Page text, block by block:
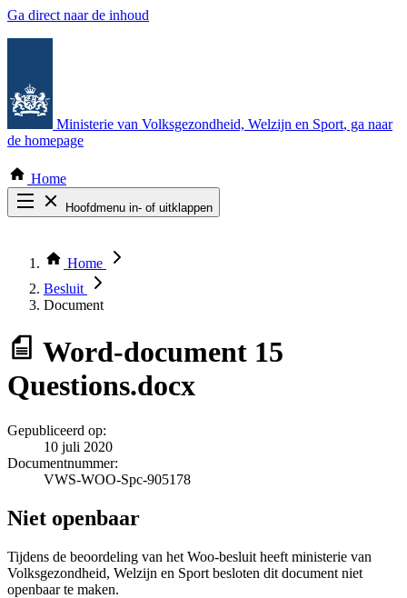
Ga direct naar de inhoud
Ministerie van Volksgezondheid, Welzijn en Sport, ga naar
de homepage
Home
Hoofdmenu in- of uitklappen
Thema COVID-19
Bekijk per bestuursorgaan
Home
Besluit
Document
Word-document 15
Questions.docx
Gepubliceerd op:
10 juli 2020
Documentnummer:
VWS-WOO-Spc-905178
Niet openbaar
Tijdens de beoordeling van het Woo-besluit heeft ministerie van
Volksgezondheid, Welzijn en Sport besloten dit document niet
openbaar te maken.